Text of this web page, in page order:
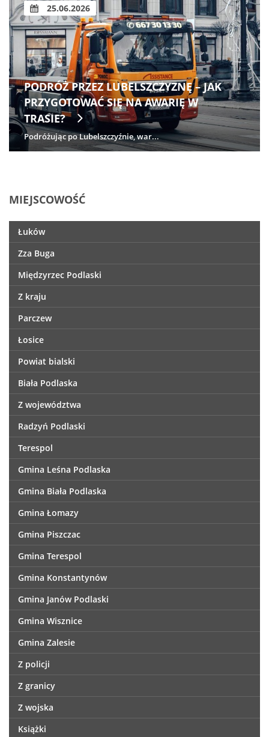
25.06.2026
PODRÓŻ PRZEZ LUBELSZCZYZNĘ – JAK
PRZYGOTOWAĆ SIĘ NA AWARIĘ W
TRASIE?
Podróżując po Lubelszczyźnie, war...
MIEJSCOWOŚĆ
Łuków
Zza Buga
Międzyrzec Podlaski
Z kraju
Parczew
Łosice
Powiat bialski
Biała Podlaska
Z województwa
Radzyń Podlaski
Terespol
Gmina Leśna Podlaska
Gmina Biała Podlaska
Gmina Łomazy
Gmina Piszczac
Gmina Terespol
Gmina Konstantynów
Gmina Janów Podlaski
Gmina Wisznice
Gmina Zalesie
Z policji
Z granicy
Z wojska
Książki